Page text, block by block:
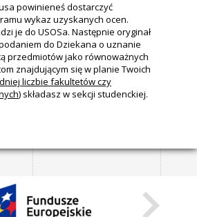
powinieneś dostarczyć
wykaz uzyskanych ocen.
je do USOSa. Następnie oryginał
do Dziekana o uznanie
przedmiotów jako równoważnych
znajdującym się w planie Twoich
liczbie fakultetów czy
) składasz w sekcji studenckiej.